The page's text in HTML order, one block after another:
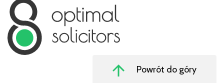
Powrót do góry